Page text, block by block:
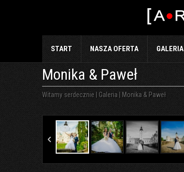
START NASZA OFERTA GALERIA
Monika & Paweł
Witamy serdecznie Galeria Monika & Paweł